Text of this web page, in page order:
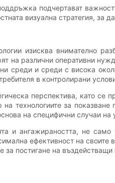
подчертават
визуална стратегия, за
изисква внимателно
на различни оперативни
среди и среди с висока
в контролирани
перспектива, като
технологиите за
на специфични случаи на
и ангажираността, не
ефективност на
постигане на